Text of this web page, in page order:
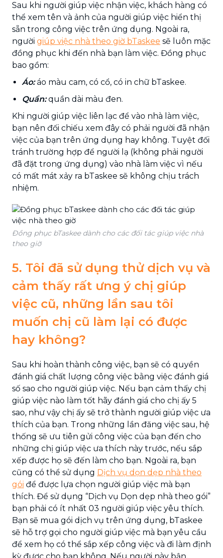
Sau khi người giúp việc nhận việc, khách hàng có
thể xem tên và ảnh của người giúp việc hiển thị
sẵn trong công việc trên ứng dụng. Ngoài ra,
người giúp việc nhà theo giờ bTaskee sẽ luôn mặc
đồng phục khi đến nhà bạn làm việc. Đồng phục
bao gồm:
Áo:áo màu cam, có cổ, có in chữ bTaskee.
Quần:quần dài màu đen.
Khi người giúp việc liên lạc để vào nhà làm việc,
bạn nên đối chiếu xem đây có phải người đã nhận
việc của bạn trên ứng dụng hay không. Tuyệt đối
tránh trường hợp để người lạ (không phải người
đã đặt trong ứng dụng) vào nhà làm việc vì nếu
có mất mát xảy ra bTaskee sẽ không chịu trách
nhiệm.
Đồng phục bTaskee dành cho các đối tác giúp việc nhà
theo giờ
5. Tôi đã sử dụng thử dịch vụ và
cảm thấy rất ưng ý chị giúp
việc cũ, những lần sau tôi
muốn chị cũ làm lại có được
hay không?
Sau khi hoàn thành công việc, bạn sẽ có quyền
đánh giá chất lượng công việc bằng việc đánh giá
số sao cho người giúp việc. Nếu bạn cảm thấy chị
giúp việc nào làm tốt hãy đánh giá cho chị ấy 5
sao, như vậy chị ấy sẽ trở thành người giúp việc ưa
thích của bạn. Trong những lần đăng việc sau, hệ
thống sẽ ưu tiên gửi công việc của bạn đến cho
những chị giúp việc ưa thích này trước, nếu sắp
xếp được họ sẽ đến làm cho bạn. Ngoài ra, bạn
cũng có thể sử dụng Dịch vụ dọn dẹp nhà theo
gói để được lựa chọn người giúp việc mà bạn
thích. Để sử dụng “Dịch vụ Dọn dẹp nhà theo gói”
bạn phải có ít nhất 03 người giúp việc yêu thích.
Bạn sẽ mua gói dịch vụ trên ứng dụng, bTaskee
sẽ hỗ trợ gọi cho người giúp việc mà bạn yêu cầu
để xem họ có thể sắp xếp công việc và đi làm định